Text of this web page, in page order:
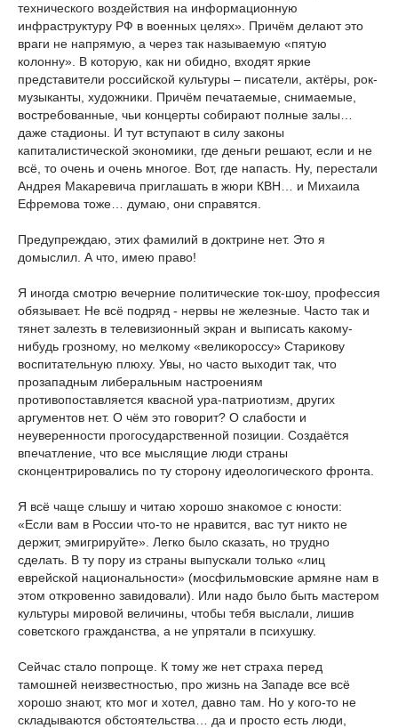
технического воздействия на информационную
инфраструктуру РФ в военных целях». Причём делают это
враги не напрямую, а через так называемую «пятую
колонну». В которую, как ни обидно, входят яркие
представители российской культуры – писатели, актёры, рок-
музыканты, художники. Причём печатаемые, снимаемые,
востребованные, чьи концерты собирают полные залы…
даже стадионы. И тут вступают в силу законы
капиталистической экономики, где деньги решают, если и не
всё, то очень и очень многое. Вот, где напасть. Ну, перестали
Андрея Макаревича приглашать в жюри КВН… и Михаила
Ефремова тоже… думаю, они справятся.
Предупреждаю, этих фамилий в доктрине нет. Это я
домыслил. А что, имею право!
Я иногда смотрю вечерние политические ток-шоу, профессия
обязывает. Не всё подряд - нервы не железные. Часто так и
тянет залезть в телевизионный экран и выписать какому-
нибудь грозному, но мелкому «великороссу» Старикову
воспитательную плюху. Увы, но часто выходит так, что
прозападным либеральным настроениям
противопоставляется квасной ура-патриотизм, других
аргументов нет. О чём это говорит? О слабости и
неуверенности прогосударственной позиции. Создаётся
впечатление, что все мыслящие люди страны
сконцентрировались по ту сторону идеологического фронта.
Я всё чаще слышу и читаю хорошо знакомое с юности:
«Если вам в России что-то не нравится, вас тут никто не
держит, эмигрируйте». Легко было сказать, но трудно
сделать. В ту пору из страны выпускали только «лиц
еврейской национальности» (мосфильмовские армяне нам в
этом откровенно завидовали). Или надо было быть мастером
культуры мировой величины, чтобы тебя выслали, лишив
советского гражданства, а не упрятали в психушку.
Сейчас стало попроще. К тому же нет страха перед
тамошней неизвестностью, про жизнь на Западе все всё
хорошо знают, кто мог и хотел, давно там. Но у кого-то не
складываются обстоятельства… да и просто есть люди,